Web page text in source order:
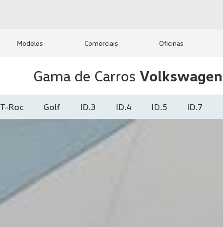
Modelos Comerciais Oficinas
Gama de Carros Volkswagen
T-Roc Golf ID.3 ID.4 ID.5 ID.7